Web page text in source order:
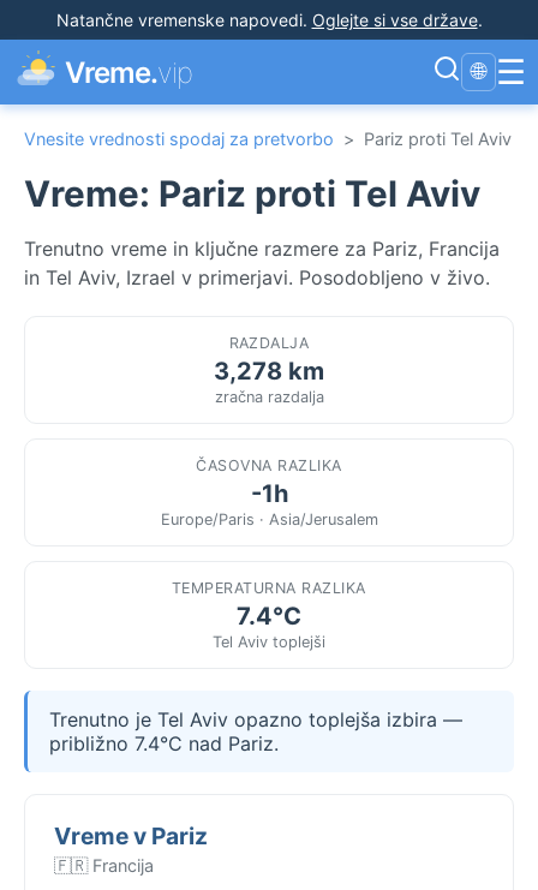
Natančne vremenske napovedi. Oglejte si vse države.
Vreme.vip 🌐 ☰
Vnesite vrednosti spodaj za pretvorbo > Pariz proti Tel Aviv
Vreme: Pariz proti Tel Aviv
Trenutno vreme in ključne razmere za Pariz, Francija
in Tel Aviv, Izrael v primerjavi. Posodobljeno v živo.
RAZDALJA
3,278 km
zračna razdalja
ČASOVNA RAZLIKA
-1h
Europe/Paris · Asia/Jerusalem
TEMPERATURNA RAZLIKA
7.4°C
Tel Aviv toplejši
Trenutno je Tel Aviv opazno toplejša izbira —
približno 7.4°C nad Pariz.
Vreme v Pariz
🇫🇷 Francija